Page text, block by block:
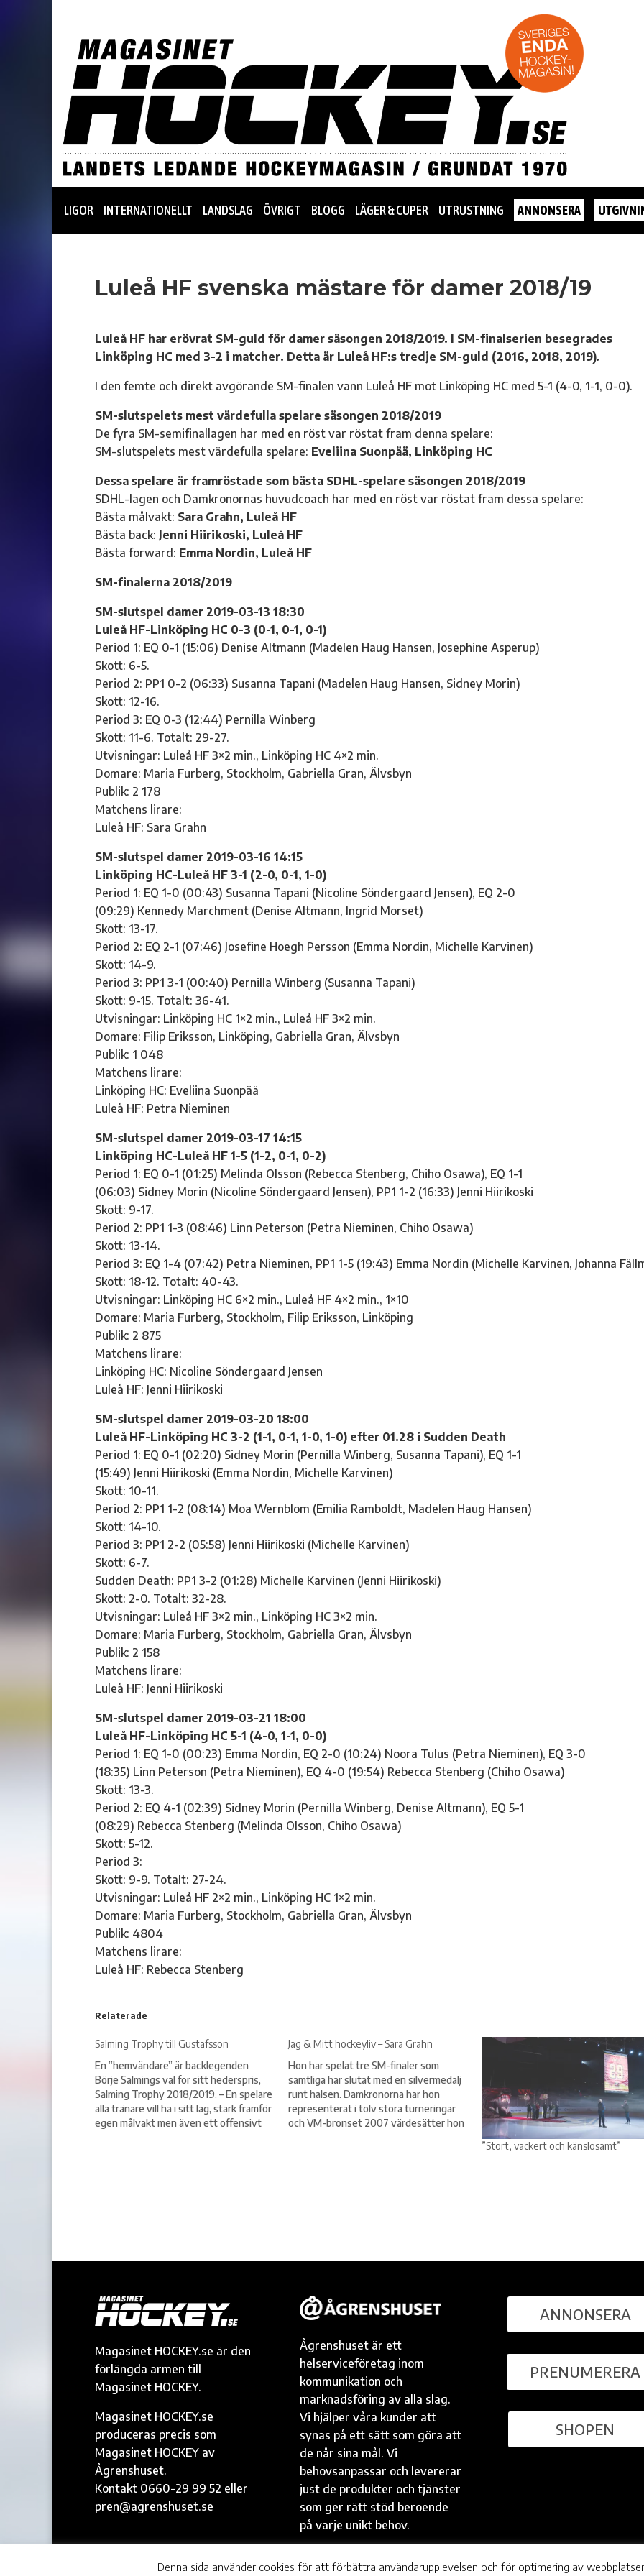
LIGOR INTERNATIONELLT LANDSLAG ÖVRIGT BLOGG LÄGER & CUPER UTRUSTNING ANNONSERA
Luleå HF svenska mästare för damer 2018/19
Luleå HF har erövrat SM-guld för damer säsongen 2018/2019. I SM-finalserien besegrades
Linköping HC med 3-2 i matcher. Detta är Luleå HF:s tredje SM-guld (2016, 2018, 2019).
I den femte och direkt avgörande SM-finalen vann Luleå HF mot Linköping HC med 5-1 (4-0, 1-1, 0-0).
SM-slutspelets mest värdefulla spelare säsongen 2018/2019
De fyra SM-semifinallagen har med en röst var röstat fram denna spelare:
SM-slutspelets mest värdefulla spelare: Eveliina Suonpää, Linköping HC
Dessa spelare är framröstade som bästa SDHL-spelare säsongen 2018/2019
SDHL-lagen och Damkronornas huvudcoach har med en röst var röstat fram dessa spelare:
Bästa målvakt: Sara Grahn, Luleå HF
Bästa back: Jenni Hiirikoski, Luleå HF
Bästa forward: Emma Nordin, Luleå HF
SM-finalerna 2018/2019
SM-slutspel damer 2019-03-13 18:30
Luleå HF-Linköping HC 0-3 (0-1, 0-1, 0-1)
Period 1: EQ 0-1 (15:06) Denise Altmann (Madelen Haug Hansen, Josephine Asperup)
Skott: 6-5.
Period 2: PP1 0-2 (06:33) Susanna Tapani (Madelen Haug Hansen, Sidney Morin)
Skott: 12-16.
Period 3: EQ 0-3 (12:44) Pernilla Winberg
Skott: 11-6. Totalt: 29-27.
Utvisningar: Luleå HF 3×2 min., Linköping HC 4×2 min.
Domare: Maria Furberg, Stockholm, Gabriella Gran, Älvsbyn
Publik: 2 178
Matchens lirare:
Luleå HF: Sara Grahn
SM-slutspel damer 2019-03-16 14:15
Linköping HC-Luleå HF 3-1 (2-0, 0-1, 1-0)
Period 1: EQ 1-0 (00:43) Susanna Tapani (Nicoline Söndergaard Jensen), EQ 2-0
(09:29) Kennedy Marchment (Denise Altmann, Ingrid Morset)
Skott: 13-17.
Period 2: EQ 2-1 (07:46) Josefine Hoegh Persson (Emma Nordin, Michelle Karvinen)
Skott: 14-9.
Period 3: PP1 3-1 (00:40) Pernilla Winberg (Susanna Tapani)
Skott: 9-15. Totalt: 36-41.
Utvisningar: Linköping HC 1×2 min., Luleå HF 3×2 min.
Domare: Filip Eriksson, Linköping, Gabriella Gran, Älvsbyn
Publik: 1 048
Matchens lirare:
Linköping HC: Eveliina Suonpää
Luleå HF: Petra Nieminen
SM-slutspel damer 2019-03-17 14:15
Linköping HC-Luleå HF 1-5 (1-2, 0-1, 0-2)
Period 1: EQ 0-1 (01:25) Melinda Olsson (Rebecca Stenberg, Chiho Osawa), EQ 1-1
(06:03) Sidney Morin (Nicoline Söndergaard Jensen), PP1 1-2 (16:33) Jenni Hiirikoski
Skott: 9-17.
Period 2: PP1 1-3 (08:46) Linn Peterson (Petra Nieminen, Chiho Osawa)
Skott: 13-14.
Period 3: EQ 1-4 (07:42) Petra Nieminen, PP1 1-5 (19:43) Emma Nordin (Michelle Karvinen, Johanna
Skott: 18-12. Totalt: 40-43.
Utvisningar: Linköping HC 6×2 min., Luleå HF 4×2 min., 1×10
Domare: Maria Furberg, Stockholm, Filip Eriksson, Linköping
Publik: 2 875
Matchens lirare:
Linköping HC: Nicoline Söndergaard Jensen
Luleå HF: Jenni Hiirikoski
SM-slutspel damer 2019-03-20 18:00
Luleå HF-Linköping HC 3-2 (1-1, 0-1, 1-0, 1-0) efter 01.28 i Sudden Death
Period 1: EQ 0-1 (02:20) Sidney Morin (Pernilla Winberg, Susanna Tapani), EQ 1-1
(15:49) Jenni Hiirikoski (Emma Nordin, Michelle Karvinen)
Skott: 10-11.
Period 2: PP1 1-2 (08:14) Moa Wernblom (Emilia Ramboldt, Madelen Haug Hansen)
Skott: 14-10.
Period 3: PP1 2-2 (05:58) Jenni Hiirikoski (Michelle Karvinen)
Skott: 6-7.
Sudden Death: PP1 3-2 (01:28) Michelle Karvinen (Jenni Hiirikoski)
Skott: 2-0. Totalt: 32-28.
Utvisningar: Luleå HF 3×2 min., Linköping HC 3×2 min.
Domare: Maria Furberg, Stockholm, Gabriella Gran, Älvsbyn
Publik: 2 158
Matchens lirare:
Luleå HF: Jenni Hiirikoski
SM-slutspel damer 2019-03-21 18:00
Luleå HF-Linköping HC 5-1 (4-0, 1-1, 0-0)
Period 1: EQ 1-0 (00:23) Emma Nordin, EQ 2-0 (10:24) Noora Tulus (Petra Nieminen), EQ 3-0
(18:35) Linn Peterson (Petra Nieminen), EQ 4-0 (19:54) Rebecca Stenberg (Chiho Osawa)
Skott: 13-3.
Period 2: EQ 4-1 (02:39) Sidney Morin (Pernilla Winberg, Denise Altmann), EQ 5-1
(08:29) Rebecca Stenberg (Melinda Olsson, Chiho Osawa)
Skott: 5-12.
Period 3:
Skott: 9-9. Totalt: 27-24.
Utvisningar: Luleå HF 2×2 min., Linköping HC 1×2 min.
Domare: Maria Furberg, Stockholm, Gabriella Gran, Älvsbyn
Publik: 4804
Matchens lirare:
Luleå HF: Rebecca Stenberg
Relaterade
Salming Trophy till Gustafsson
En ”hemvändare” är backlegenden
Börje Salmings val för sitt hederspris,
Salming Trophy 2018/2019. – En spelare
alla tränare vill ha i sitt lag, stark framför
egen målvakt men även ett offensivt
Jag & Mitt hockeyliv – Sara Grahn
Hon har spelat tre SM-finaler som
samtliga har slutat med en silvermedalj
runt halsen. Damkronorna har hon
representerat i tolv stora turneringar
och VM-bronset 2007 värdesätter hon
”Stort, vackert och känslosamt”
Magasinet HOCKEY.se är den
förlängda armen till
Magasinet HOCKEY.
Magasinet HOCKEY.se
produceras precis som
Magasinet HOCKEY av
Ågrenshuset.
Kontakt 0660-29 99 52 eller
pren@agrenshuset.se
Ågrenshuset är ett
helserviceföretag inom
kommunikation och
marknadsföring av alla slag.
Vi hjälper våra kunder att
synas på ett sätt som göra att
de når sina mål. Vi
behovsanpassar och levererar
just de produkter och tjänster
som ger rätt stöd beroende
på varje unikt behov.
ANNONSERA
PRENUMERERA
SHOPEN
© Ågrenshuset | agrenshuset.se
Denna sida använder cookies för att förbättra användarupplevelsen och för optimering av